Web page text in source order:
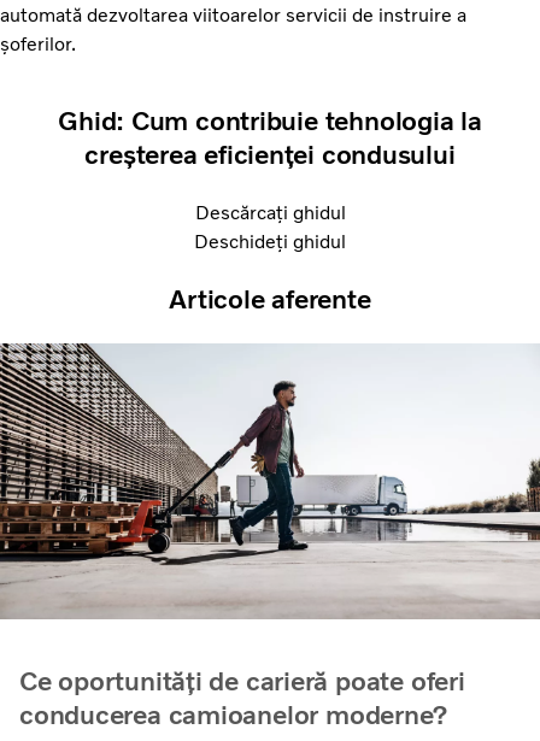
automată dezvoltarea viitoarelor servicii de instruire a
șoferilor.
Ghid: Cum contribuie tehnologia la
creșterea eficienței condusului
Descărcați ghidul
Deschideți ghidul
Articole aferente
Ce oportunități de carieră poate oferi
conducerea camioanelor moderne?